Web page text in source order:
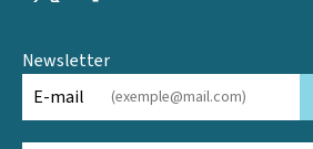
Newsletter
E-mail